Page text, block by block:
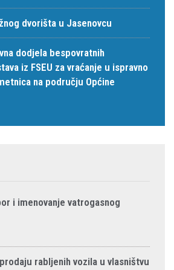
dvorišta u Jasenovcu
dodjela bespovratnih
iz FSEU za vraćanje u ispravno
na području Općine
i imenovanje vatrogasnog
rabljenih vozila u vlasništvu